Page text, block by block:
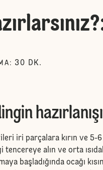
: 30 DK.
hazırlanışı
iri parçalara kırın ve 5-
tencereye alın ve orta
başladığında ocağı